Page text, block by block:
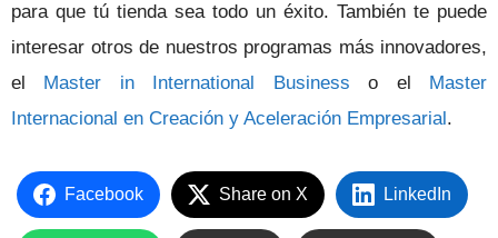
para que tú tienda sea todo un éxito. También te puede
interesar otros de nuestros programas más innovadores,
el Master in International Business o el
Master
Internacional en Creación y Aceleración Empresarial .
Facebook Share on X LinkedIn